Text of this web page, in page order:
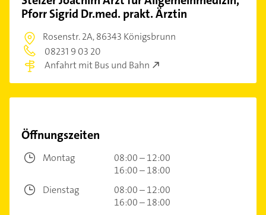
Pforr Sigrid Dr.med. prakt. Ärztin
Rosenstr. 2A,86343 Königsbrunn
08231 9 03 20
Anfahrt mit Bus und Bahn
Öffnungszeiten
Montag
08:00 – 12:00
16:00 – 18:00
Dienstag
08:00 – 12:00
16:00 – 18:00